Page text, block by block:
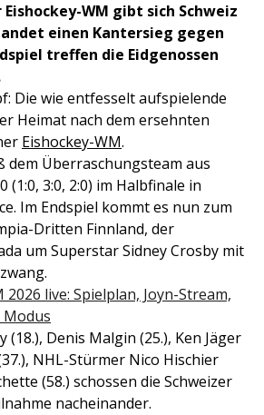
WM gibt sich Schweiz
einen Kantersieg gegen
treffen die Eidgenossen
Die wie entfesselt aufspielende
Heimat nach dem ersehnten
Eishockey-WM.
dem Überraschungsteam aus
(1:0, 3:0, 2:0) im Halbfinale in
Im Endspiel kommt es nun zum
Dritten Finnland, der
um Superstar Sidney Crosby mit
2026 live: Spielplan, Joyn-Stream,
Denis Malgin (25.), Ken Jäger
NHL-Stürmer Nico Hischier
(58.) schossen die Schweizer
nacheinander.